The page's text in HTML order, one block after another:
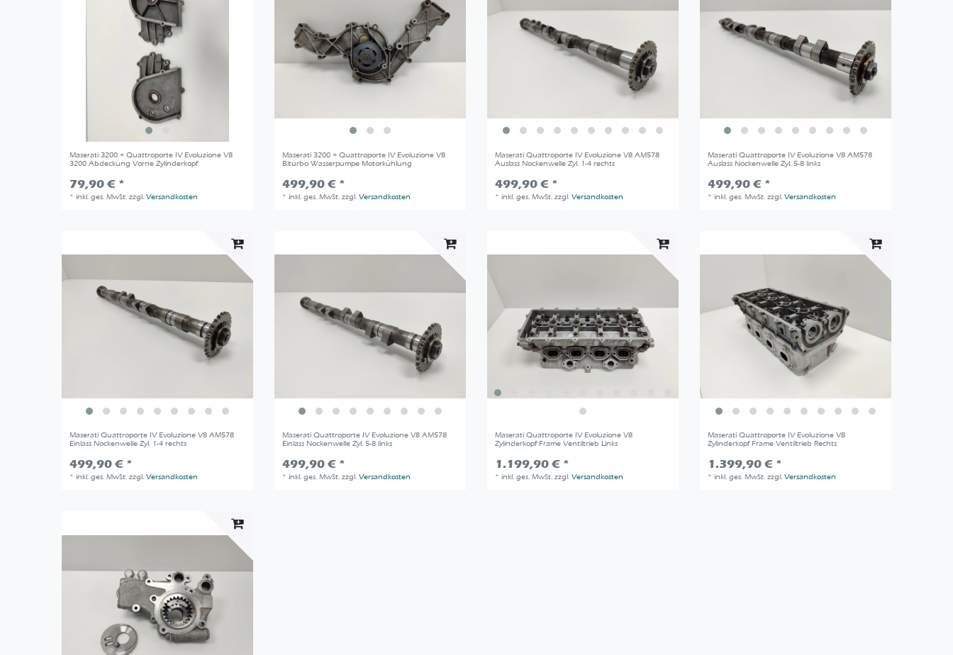
Maserati 3200 + Quattroporte IV Evoluzione V8
3200 Abdeckung Vorne Zylinderkopf
79,90 € *
*inkl. ges. MwSt. zzgl.Versandkosten
Maserati 3200 + Quattroporte IV Evoluzione V8
Biturbo Wasserpumpe Motorkühlung
499,90 € *
*inkl. ges. MwSt. zzgl.Versandkosten
Maserati Quattroporte IV Evoluzione V8 AM578
Auslass Nockenwelle Zyl. 1-4 rechts
499,90 € *
*inkl. ges. MwSt. zzgl.Versandkosten
Maserati Quattroporte IV Evoluzione V8 AM578
Auslass Nockenwelle Zyl. 5-8 links
499,90 € *
*inkl. ges. MwSt. zzgl.Versandkosten
Maserati Quattroporte IV Evoluzione V8 AM578
Einlass Nockenwelle Zyl. 1-4 rechts
499,90 € *
*inkl. ges. MwSt. zzgl.Versandkosten
Maserati Quattroporte IV Evoluzione V8 AM578
Einlass Nockenwelle Zyl. 5-8 links
499,90 € *
*inkl. ges. MwSt. zzgl.Versandkosten
Maserati Quattroporte IV Evoluzione V8
Zylinderkopf Frame Ventiltrieb Links
1.199,90 € *
*inkl. ges. MwSt. zzgl.Versandkosten
Maserati Quattroporte IV Evoluzione V8
Zylinderkopf Frame Ventiltrieb Rechts
1.399,90 € *
*inkl. ges. MwSt. zzgl.Versandkosten